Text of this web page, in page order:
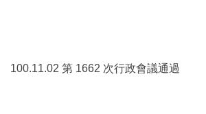
100.11.02 第 1662 次行政會議通過